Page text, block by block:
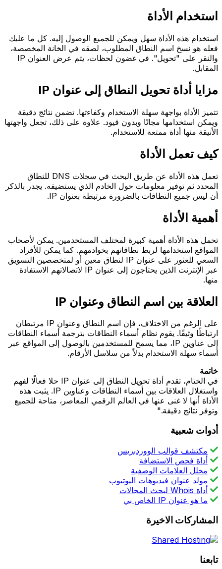
استخدام الأداة
استخدام هذه الأداة سهل ويمكن للجميع الوصول إليه. كل ما عليك
فعله هو نسخ اسم النطاق المطلوب، لصقه في الخانة المخصصة،
والنقر على "تحويل". في غضون لحظات، يتم عرض العنوان IP
المقابل.
مزايا أداة تحويل النطاق إلى عنوان IP
تتميز الأداة بواجهة سهلة الاستخدام وكفاءتها. تضمن نتائج دقيقة
ويمكن استخدامها مجانًا وبدون قيود. علاوة على ذلك، تجعل واجهتها
الأنيقة منها أداة ممتعة للاستخدام.
كيف تعمل الأداة
تعمل هذه الأداة عن طريق البحث في سجلات DNS للنطاق
المحدد ثم توفير معلومات حول الخادم الذي يستضيفه. يجدر بالذكر
أن ليس جميع النطاقات بالضرورة مرتبطة بعنوان IP.
أهمية الأداة
تحمل هذه الأداة أهمية كبيرة لمختلف المستخدمين. يمكن لأصحاب
المواقع استخدامها لربط نطاقاتهم بخوادمهم. كما يمكن للأفراد
السعي للعثور على عنوان IP لنطاق معين أو لمتخصصين التسويق
عبر الإنترنت الذين يحتاجون إلى عنوان IP لاتصالاتهم الاستفادة
منها.
العلاقة بين اسم النطاق وعنوان IP
على الرغم من الاختلاف، فإن اسم النطاق وعنوان IP مرتبطان
ارتباطًا وثيقًا. يقوم نظام أسماء النطاقات بترجمة أسماء النطاقات
إلى عناوين IP، مما يسمح للمستخدمين بالوصول إلى المواقع عبر
أسماء سهلة الاستخدام بدلاً من سلاسل الأرقام.
خاتمة
في الختام، تقدم أداة تحويل النطاق إلى عنوان IP حلا فعالًا لفهم
واستغلال العلاقات بين أسماء النطاقات وعناوين IP. يثبت هذه
الأداة أنها لا غنى عنها في العالم الرقمي المعاصر، متاحة للجميع
وتوفر نتائج دقيقة."
أدوات شعبية
مكتشف قوالب الووردبريس
أداة فحص الاستضافة
محلل العلامات الوصفية
مولد عنوان فيديوهات اليوتيوب
أداة Whois لبحث المجالات
ما هو عنوان IP الخاص بي
المشاركات الاخيرة
تابعنا